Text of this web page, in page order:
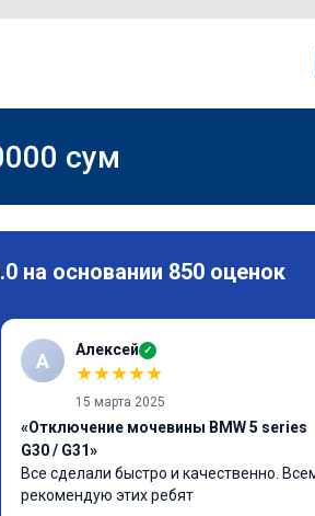
сум
на основании 850 оценок
А Алексей ✓
★★★★★
15 марта 2025
«Отключение мочевины BMW 5 series
G30 / G31»
Все сделали быстро и качественно.
рекомендую этих ребят